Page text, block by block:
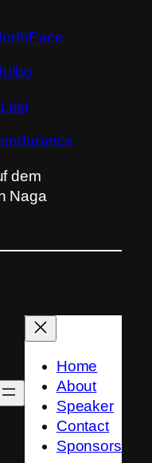
Home
About
Speaker
Contact
Sponsors